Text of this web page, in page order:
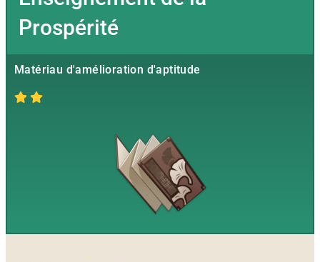
Prospérité
Matériau d'amélioration d'aptitude